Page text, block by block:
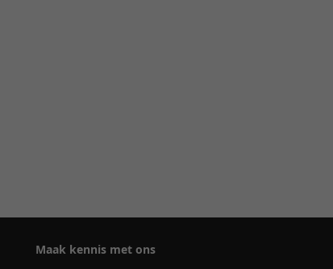
Maak kennis met ons